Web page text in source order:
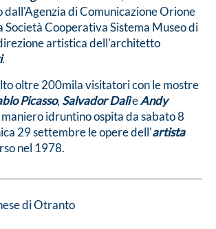
di Comunicazione Orione
Società Cooperativa Sistema Museo di
artistica dell'architetto
.
oltre 200mila visitatori con le mostre
Picasso, Salvador DalìeAndy
idruntino ospita da sabato 8
29 settembre le opere dell'artista
nel 1978.
di Otranto